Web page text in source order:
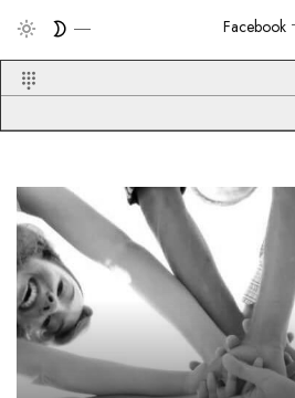
Facebook